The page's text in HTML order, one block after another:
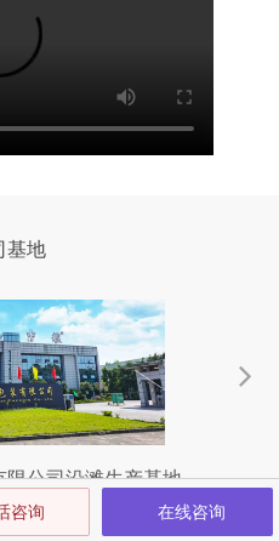
基地
公司沿滩生产基地
工业集中区汇才路9-1号，于2017
咨询 在线咨询